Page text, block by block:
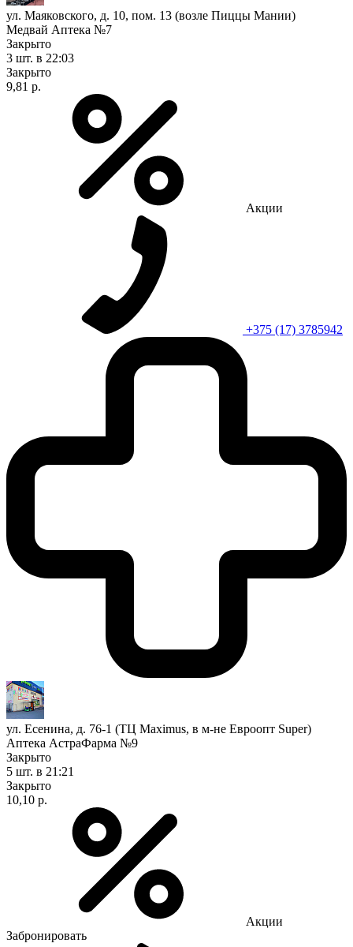
ул. Маяковского, д. 10, пом. 13 (возле Пиццы Мании)
Медвай Аптека №7
Закрыто
3 шт. в 22:03
Закрыто
9,81 р.
Акции
+375 (17) 3785942
ул. Есенина, д. 76-1 (ТЦ Maximus, в м-не Евроопт Super)
Аптека АстраФарма №9
Закрыто
5 шт. в 21:21
Закрыто
10,10 р.
Акции
Забронировать